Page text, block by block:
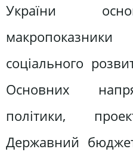
України
соціального
Основних
політики,
Державний